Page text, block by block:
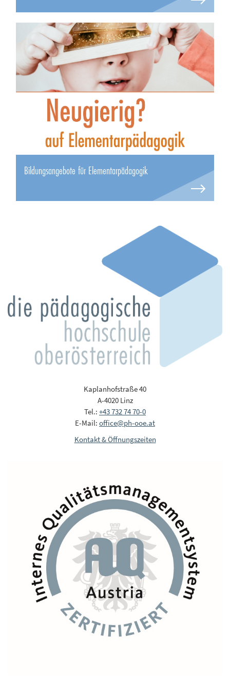
Bildungsangebote für Elementarpädagogik
Kaplanhofstraße 40
A-4020 Linz
Tel.: +43 732 74 70-0
E-Mail: office@ph-ooe.at
Kontakt & Öffnungszeiten